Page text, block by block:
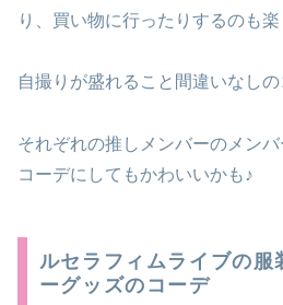
り、買い物に行ったりするのも
自撮りが盛れること間違いなしの
それぞれの推しメンバーのメン
コーデにしてもかわいいかも♪
ルセラフィムライブの
ーグッズのコーデ